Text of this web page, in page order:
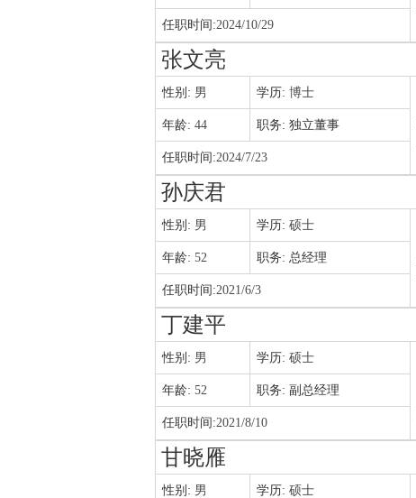
任职时间:2024/10/29
张文亮
性别: 男 学历: 博士
年龄: 44 职务: 独立董事
任职时间:2024/7/23
孙庆君
性别: 男 学历: 硕士
年龄: 52 职务: 总经理
任职时间:2021/6/3
丁建平
性别: 男 学历: 硕士
年龄: 52 职务: 副总经理
任职时间:2021/8/10
甘晓雁
性别: 男 学历: 硕士